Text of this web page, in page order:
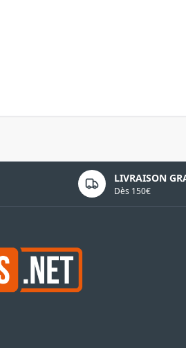
LIVRAISON
Dès 150€